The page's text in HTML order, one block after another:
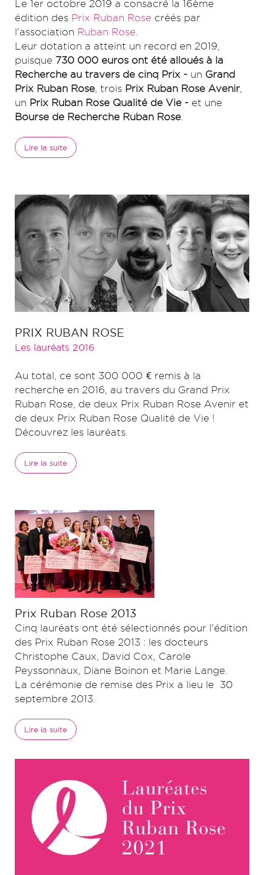
Le 1er octobre 2019 a consacré la 16ème
édition des Prix Ruban Rose créés par
l'association Ruban Rose
Leur dotation a atteint un record en 2019,
puisque 730 000 euros ont été alloués à la
Recherche au travers de cinq Prix - un Grand
Prix Ruban Rose , trois Prix Ruban Rose Avenir
un Prix Ruban Rose Qualité de Vie - et une
Bourse de Recherche Ruban Rose
Lire la suite
PRIX RUBAN ROSE
Les lauréats 2016
Au total, ce sont 300 000 € remis à la
recherche en 2016, au travers du Grand Prix
Ruban Rose, de deux Prix Ruban Rose Avenir et
de deux Prix Ruban Rose Qualité de Vie !
Découvrez les lauréats.
Lire la suite
Prix Ruban Rose 2013
Cinq lauréats ont été sélectionnés pour l'édition
des Prix Ruban Rose 2013 : les docteurs
Christophe Caux, David Cox, Carole
Peyssonnaux, Diane Boinon et Marie Lange.
La cérémonie de remise des Prix a lieu le 30
septembre 2013.
Lire la suite